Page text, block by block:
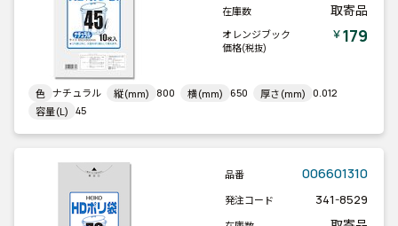
在庫数 取寄品
オレンジブック
価格(税抜)
￥179
色 ナチュラル 縦(mm) 800 横(mm) 650 厚さ(mm) 0.012
容量(L) 45
品番 006601310
発注コード 341-8529